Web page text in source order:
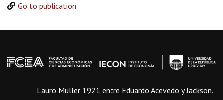
Go to publication
Lauro Müller 1921 entre Eduardo Acevedo y Jackson.